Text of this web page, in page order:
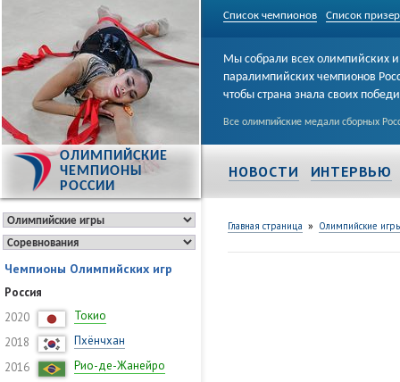
Список чемпионов Список
ОЛИМПИЙСКИЕ
ЧЕМПИОНЫ
РОССИИ
Мы собрали всех олимпийских и
паралимпийских чемпионов
чтобы страна знала своих
Все олимпийские медали сборных
НОВОСТИ ИНТЕРВЬЮ
Чемпионы Олимпийских игр
Россия
2020
Токио
2018
Пхёнчхан
2016
Рио-де-Жанейро
Главная страница » Олимпийские